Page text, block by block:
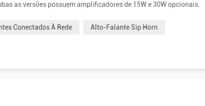
as versões possuem amplificadores de 15W e 30W opcionais.
Conectados À Rede Alto-Falante Sip Horn